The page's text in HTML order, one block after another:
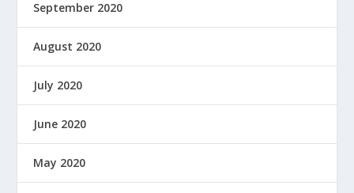
September 2020
August 2020
July 2020
June 2020
May 2020